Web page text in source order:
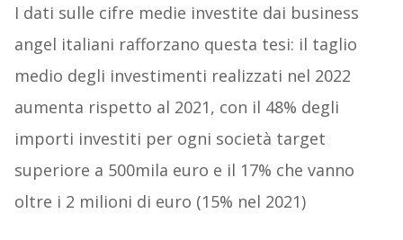
I dati sulle cifre medie investite dai business
angel italiani rafforzano questa tesi: il taglio
medio degli investimenti realizzati nel 2022
aumenta rispetto al 2021, con il 48% degli
importi investiti per ogni società target
superiore a 500mila euro e il 17% che vanno
oltre i 2 milioni di euro (15% nel 2021)